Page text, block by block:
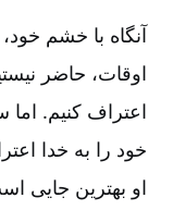
آنگاه با خشم
اوقات‌، حاضر
اعتراف کنیم‌. اما
خود را به خدا
او بهترین جایی